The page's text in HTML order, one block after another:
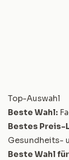
Top-Auswahl
Beste Wahl:
Bestes
Gesundheits-
Beste Wahl